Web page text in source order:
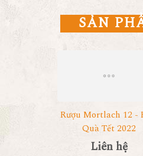
SẢN
Rượu Mortlach 12 -
Quà Tết 2022
Liên hệ